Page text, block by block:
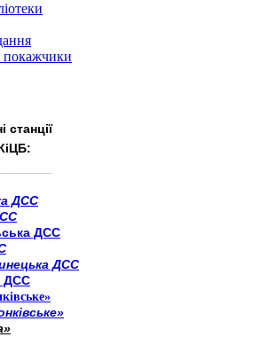
покажчики
станції
ДСС
ДСС
ДСС
ДСС